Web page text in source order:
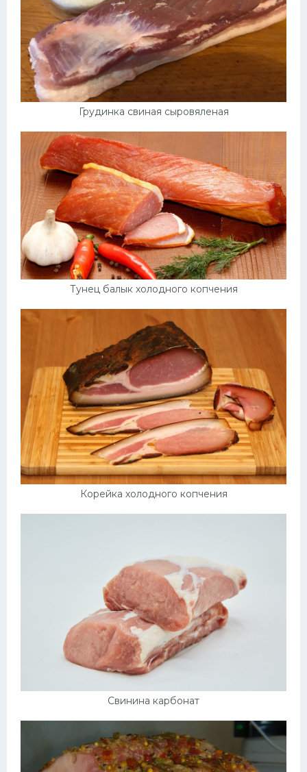
Грудинка свиная сыровяленая
Тунец балык холодного копчения
Корейка холодного копчения
Свинина карбонат